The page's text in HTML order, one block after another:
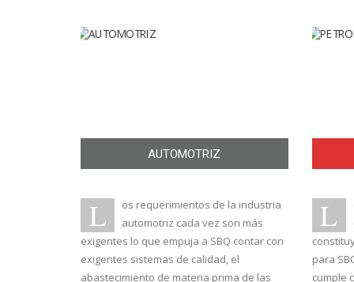
AUTOMOTRIZ
L
os requerimientos de la industria
automotriz cada vez son más
exigentes lo que empuja a SBQ contar con
exigentes sistemas de calidad, el
abastecimiento de materia prima de las
L
para
cumple